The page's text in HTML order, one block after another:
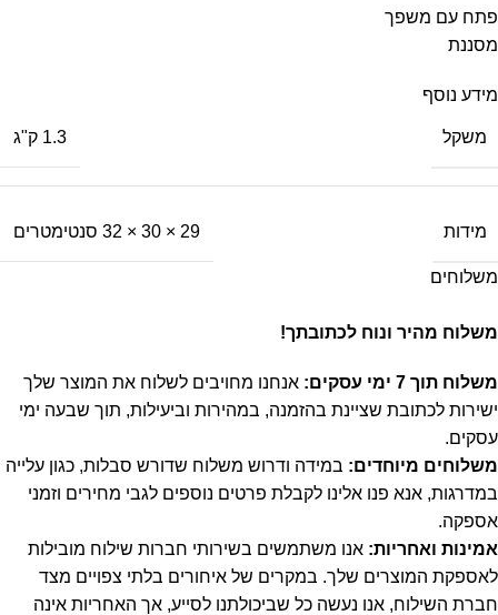
פתח עם משפך
מסננת
מידע נוסף
משקל 1.3 ק"ג
מידות 29 × 30 × 32 סנטימטרים
משלוחים
משלוח מהיר ונוח לכתובתך!
משלוח תוך 7 ימי עסקים:
אנחנו מחויבים לשלוח את המוצר שלך
ישירות לכתובת שציינת בהזמנה, במהירות וביעילות, תוך שבעה ימי
עסקים.
משלוחים מיוחדים: במידה ודרוש משלוח שדורש סבלות, כגון עלייה
במדרגות, אנא פנו אלינו לקבלת פרטים נוספים לגבי מחירים וזמני
אספקה.
אמינות ואחריות: אנו משתמשים בשירותי חברות שילוח מובילות
לאספקת המוצרים שלך. במקרים של איחורים בלתי צפויים מצד
חברת השילוח, אנו נעשה כל שביכולתנו לסייע, אך האחריות אינה